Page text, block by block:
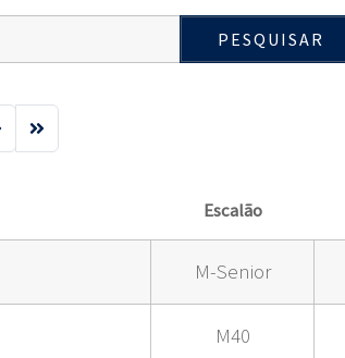
PESQUISAR
Escalão
M-Senior
M40